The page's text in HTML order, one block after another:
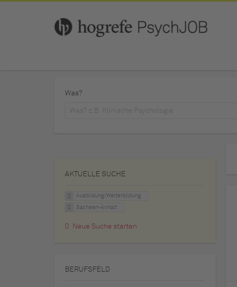
Was?
AKTUELLE SUCHE
Ausbildung/Weiterbildung
Sachsen-Anhalt
Neue Suche starten
BERUFSFELD